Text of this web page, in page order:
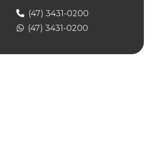
de limpeza de prédios
(47) 3431-0200
(47) 3431-0200